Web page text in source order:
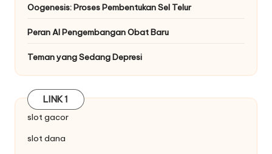
Oogenesis: Proses Pembentukan Sel Telur
Peran AI Pengembangan Obat Baru
Teman yang Sedang Depresi
LINK 1
slot gacor
slot dana